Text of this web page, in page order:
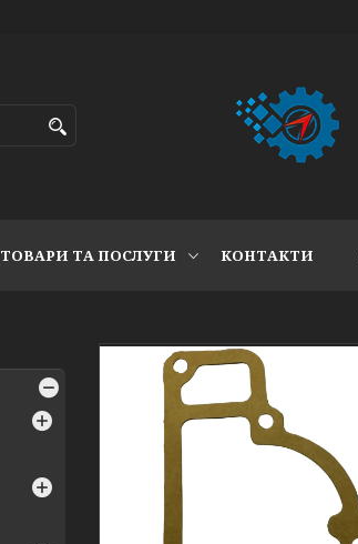
ТОВАРИ ТА ПОСЛУГИ КОНТАКТИ